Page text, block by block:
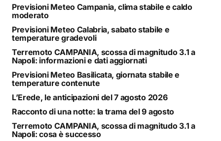
Previsioni Meteo Campania, clima stabile e caldo
moderato
Previsioni Meteo Calabria, sabato stabile e
temperature gradevoli
Terremoto CAMPANIA, scossa di magnitudo 3.1 a
Napoli: informazioni e dati aggiornati
Previsioni Meteo Basilicata, giornata stabile e
temperature contenute
L’Erede, le anticipazioni del 7 agosto 2026
Racconto di una notte: la trama del 9 agosto
Terremoto CAMPANIA, scossa di magnitudo 3.1 a
Napoli: cosa è successo